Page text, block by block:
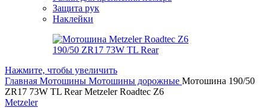
Защита рук
Наклейки
Нажмите, чтобы увеличить
Главная Мотошины Мотошины дорожные Мотошина 190/50
ZR17 73W TL Rear Metzeler Roadtec Z6
Metzeler